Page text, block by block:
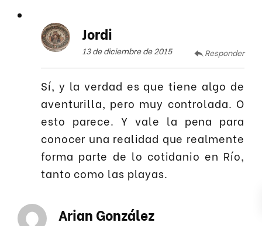
Jordi
13 de diciembre de 2015 Responder
Sí, y la verdad es que tiene algo de
aventurilla, pero muy controlada. O
esto parece. Y vale la pena para
conocer una realidad que realmente
forma parte de lo cotidanio en Río,
tanto como las playas.
Arian González